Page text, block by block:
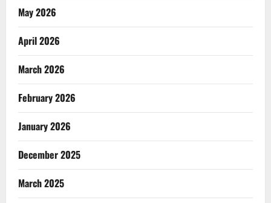
May 2026
April 2026
March 2026
February 2026
January 2026
December 2025
March 2025